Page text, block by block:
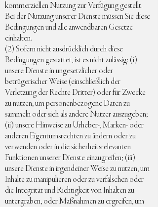
kommerziellen Nutzung zur Verfügung gestellt.
Bei der Nutzung unserer Dienste müssen Sie diese
Bedingungen und alle anwendbaren Gesetze
einhalten.
(2) Sofern nicht ausdrücklich durch diese
Bedingungen gestattet, ist es nicht zulässig: (i)
unsere Dienste in ungesetzlicher oder
betrügerischer Weise (einschließlich der
Verletzung der Rechte Dritter) oder für Zwecke
zu nutzen, um personenbezogene Daten zu
sammeln oder sich als andere Nutzer auszugeben;
(ii) unsere Hinweise zu Urheber-, Marken- oder
anderen Eigentumsrechten zu ändern oder zu
verwenden oder in die sicherheitsrelevanten
Funktionen unserer Dienste einzugreifen; (iii)
unsere Dienste in irgendeiner Weise zu nutzen, um
Inhalte zu manipulieren oder zu verfälschen oder
die Integrität und Richtigkeit von Inhalten zu
untergraben, oder Maßnahmen zu ergreifen, um